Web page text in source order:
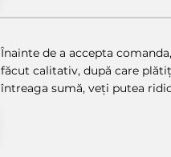
Înainte de a accepta
făcut calitativ, după care
întreaga sumă, veți putea